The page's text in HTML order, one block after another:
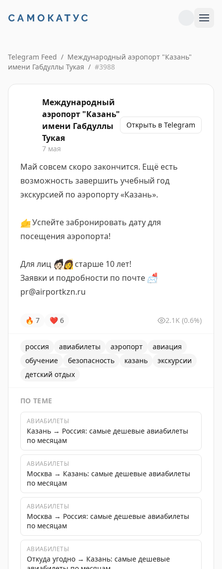
Telegram Feed / Международный аэропорт "Казань"
имени Габдуллы Тукая / #3988
Международный
аэропорт "Казань"
имени Габдуллы
Тукая
7 мая
Открыть в Telegram
Май совсем скоро закончится. Ещё есть
возможность завершить учебный год
экскурсией по аэропорту «Казань».
👉Успейте забронировать дату для
посещения аэропорта!
Для лиц 🧑🏻👩 старше 10 лет!
Заявки и подробности по почте 📩
pr@airportkzn.ru
🔥 7 ❤ 6 2.1K (0.6%)
россия авиабилеты аэропорт
авиация
обучение
безопасность казань
экскурсии
детский отдых
ПО ТЕМЕ
АВИАБИЛЕТЫ
Казань → Россия: самые дешевые авиабилеты
по месяцам
АВИАБИЛЕТЫ
Москва → Казань: самые дешевые авиабилеты
по месяцам
АВИАБИЛЕТЫ
Москва → Россия: самые дешевые авиабилеты
по месяцам
АВИАБИЛЕТЫ
Откуда угодно → Казань: самые дешевые